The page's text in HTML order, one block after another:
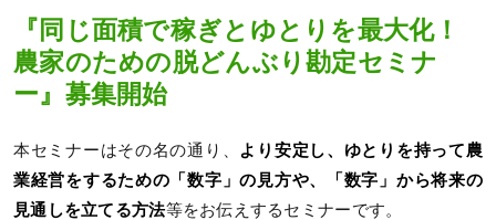
『同じ面積で稼ぎとゆとりを最大化！
農家のための脱どんぶり勘定セミナ
ー』募集開始
本セミナーはその名の通り、
より安定し、ゆとりを持って農
業経営をするための「数字」の見方や、「数字」から将来の
見通しを立てる方法等をお伝えするセミナーです。